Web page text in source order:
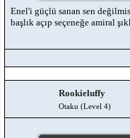
Enel'i güçlü sanan sen
başlık açıp seçeneğe amiral
Rookieluffy
Otaku (Level 4)